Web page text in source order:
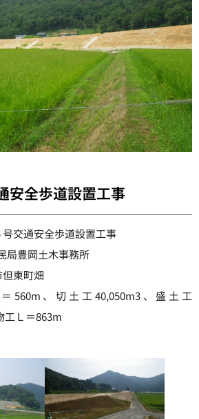
安全歩道設置工事
交通安全歩道設置工事
局豊岡土木事務所
東町畑
、切土工40,050m3、盛土工
工Ｌ＝863m